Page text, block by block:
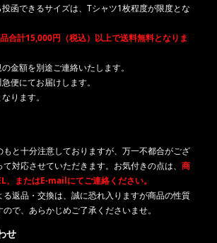
函できるサイズは、Tシャツ1枚程度が限度とな
合計15,000円（税込）以上で送料無料となりま
金額を別途ご連絡いたします。
便にてお届けします。
ります。
と十分注意しておりますが、万一不都合がござ
対応させていただきます。お気付きの点は、 商
、またはE-mailにてご連絡ください。
返品・交換は、誠に恐れ入りますが商品の性質
で、あらかじめご了承くださいませ。
せ